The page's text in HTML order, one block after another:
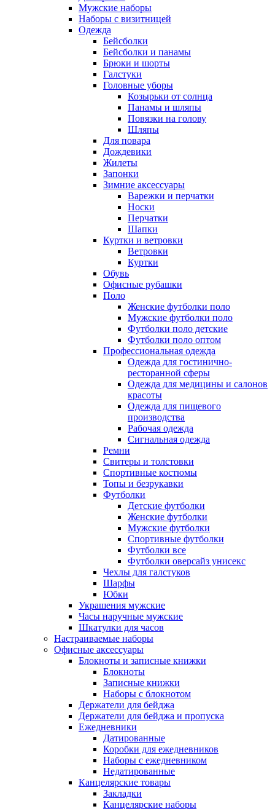
Мужские наборы
Наборы с визитницей
Одежда
Бейсболки
Бейсболки и панамы
Брюки и шорты
Галстуки
Головные уборы
Козырьки от солнца
Панамы и шляпы
Повязки на голову
Шляпы
Для повара
Дождевики
Жилеты
Запонки
Зимние аксессуары
Варежки и перчатки
Носки
Перчатки
Шапки
Куртки и ветровки
Ветровки
Куртки
Обувь
Офисные рубашки
Поло
Женские футболки поло
Мужские футболки поло
Футболки поло детские
Футболки поло оптом
Профессиональная одежда
Одежда для гостинично-
ресторанной сферы
Одежда для медицины и салонов
красоты
Одежда для пищевого
производства
Рабочая одежда
Сигнальная одежда
Ремни
Свитеры и толстовки
Спортивные костюмы
Топы и безрукавки
Футболки
Детские футболки
Женские футболки
Мужские футболки
Спортивные футболки
Футболки все
Футболки оверсайз унисекс
Чехлы для галстуков
Шарфы
Юбки
Украшения мужские
Часы наручные мужские
Шкатулки для часов
Настраиваемые наборы
Офисные аксессуары
Блокноты и записные книжки
Блокноты
Записные книжки
Наборы с блокнотом
Держатели для бейджа
Держатели для бейджа и пропуска
Ежедневники
Датированные
Коробки для ежедневников
Наборы с ежедневником
Недатированные
Канцелярские товары
Закладки
Канцелярские наборы